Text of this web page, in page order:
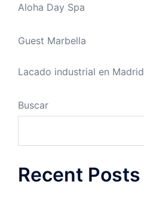
Aloha Day Spa
Guest Marbella
Lacado industrial en Madrid
Buscar
Recent Posts